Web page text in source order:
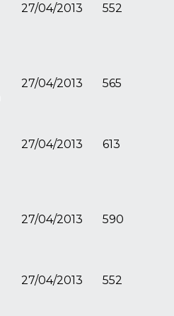
27/04/2013 552
27/04/2013 565
27/04/2013 613
27/04/2013 590
27/04/2013 552